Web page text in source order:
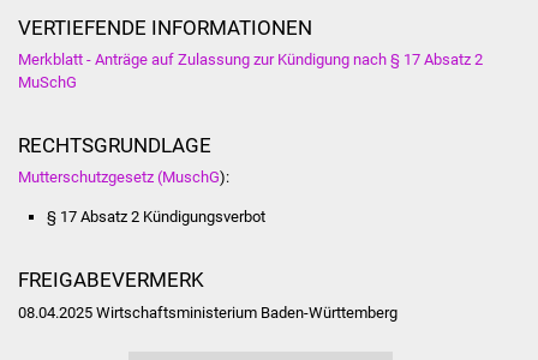
Gesundheit und Notfall
ÖPNV
VERTIEFENDE INFORMATIONEN
Merkblatt - Anträge auf Zulassung zur Kündigung nach § 17 Absatz 2
MuSchG
RECHTSGRUNDLAGE
Mutterschutzgesetz (MuschG):
§ 17 Absatz 2 Kündigungsverbot
FREIGABEVERMERK
08.04.2025 Wirtschaftsministerium Baden-Württemberg